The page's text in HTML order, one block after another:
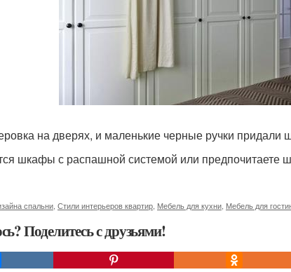
на дверях, и маленькие черные ручки придали
шкафы с распашной системой или предпочитаете
спальни Стили интерьеров квартир Мебель для кухни Мебель для
Поделитесь с друзьями!